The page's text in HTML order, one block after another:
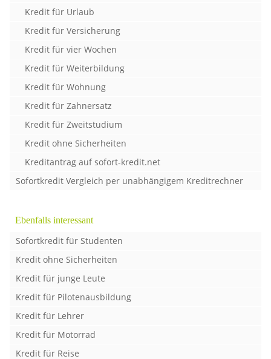
Kredit für Urlaub
Kredit für Versicherung
Kredit für vier Wochen
Kredit für Weiterbildung
Kredit für Wohnung
Kredit für Zahnersatz
Kredit für Zweitstudium
Kredit ohne Sicherheiten
Kreditantrag auf sofort-kredit.net
Sofortkredit Vergleich per unabhängigem Kreditrechner
Ebenfalls interessant
Sofortkredit für Studenten
Kredit ohne Sicherheiten
Kredit für junge Leute
Kredit für Pilotenausbildung
Kredit für Lehrer
Kredit für Motorrad
Kredit für Reise